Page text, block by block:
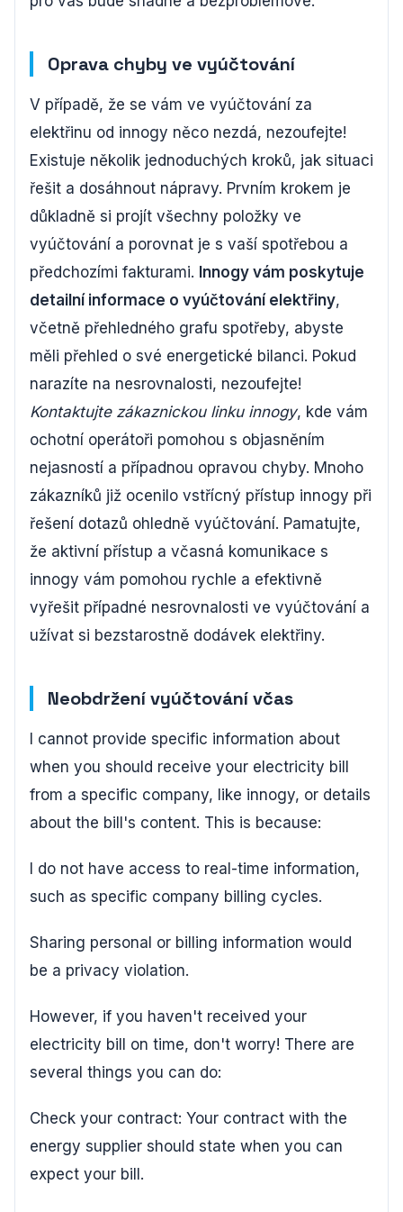
Oprava chyby ve vyúčtování
V případě, že se vám ve vyúčtování za
elektřinu od innogy něco nezdá, nezoufejte!
Existuje několik jednoduchých kroků, jak situaci
řešit a dosáhnout nápravy. Prvním krokem je
důkladně si projít všechny položky ve
vyúčtování a porovnat je s vaší spotřebou a
předchozími fakturami. Innogy vám poskytuje
detailní informace o vyúčtování elektřiny,
včetně přehledného grafu spotřeby, abyste
měli přehled o své energetické bilanci. Pokud
narazíte na nesrovnalosti, nezoufejte!
Kontaktujte zákaznickou linku innogy, kde vám
ochotní operátoři pomohou s objasněním
nejasností a případnou opravou chyby. Mnoho
zákazníků již ocenilo vstřícný přístup innogy při
řešení dotazů ohledně vyúčtování. Pamatujte,
že aktivní přístup a včasná komunikace s
innogy vám pomohou rychle a efektivně
vyřešit případné nesrovnalosti ve vyúčtování a
užívat si bezstarostně dodávek elektřiny.
Neobdržení vyúčtování včas
I cannot provide specific information about
when you should receive your electricity bill
from a specific company, like innogy, or details
about the bill's content. This is because:
I do not have access to real-time information,
such as specific company billing cycles.
Sharing personal or billing information would
be a privacy violation.
However, if you haven't received your
electricity bill on time, don't worry! There are
several things you can do:
Check your contract: Your contract with the
energy supplier should state when you can
expect your bill.